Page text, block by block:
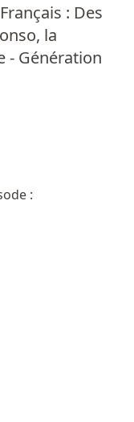
: Des
la
- Génération
: